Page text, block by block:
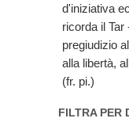
d'iniziativa
ricorda il
pregiudizio
alla libertà,
(fr. pi.)
FILTRA PER